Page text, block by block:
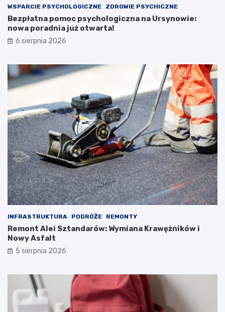
WSPARCIE PSYCHOLOGICZNE ZDROWIE PSYCHICZNE
Bezpłatna pomoc psychologiczna na Ursynowie:
nowa poradnia już otwarta!
6 sierpnia 2026
INFRASTRUKTURA PODRÓŻE REMONTY
Remont Alei Sztandarów: Wymiana Krawężników i
Nowy Asfalt
5 sierpnia 2026